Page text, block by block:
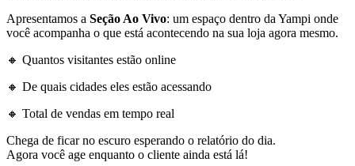
Apresentamos a Seção Ao Vivo: um espaço dentro da Yampi onde
você acompanha o que está acontecendo na sua loja agora mesmo.
🔸 Quantos visitantes estão online
🔸 De quais cidades eles estão acessando
🔸 Total de vendas em tempo real
Chega de ficar no escuro esperando o relatório do dia.
Agora você age enquanto o cliente ainda está lá!